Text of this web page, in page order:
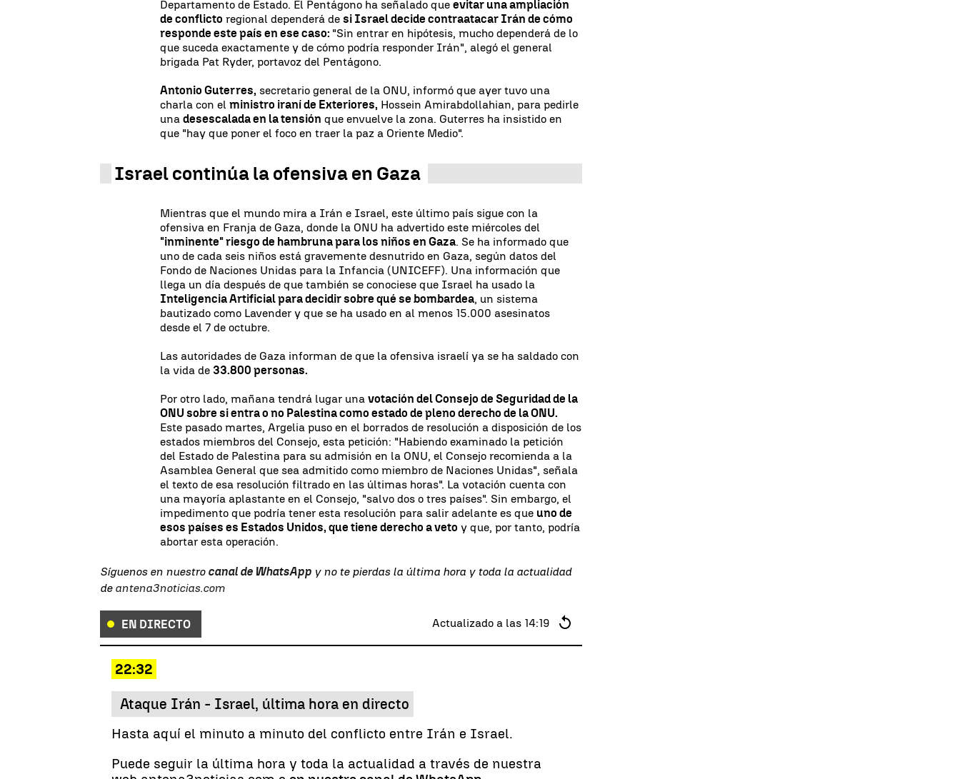
Departamento de Estado. El Pentágono ha señalado queevitar una ampliación
de conflicto regional dependerá desi Israel decide contraatacar Irán de cómo
responde este país en ese caso: "Sin entrar en hipótesis, mucho dependerá de lo
que suceda exactamente y de cómo podría responder Irán", alegó el general
brigada Pat Ryder, portavoz del Pentágono.
Antonio Guterres, secretario general de la ONU, informó que ayer tuvo una
charla con elministro iraní de Exteriores, Hossein Amirabdollahian, para pedirle
unadesescalada en la tensión que envuelve la zona. Guterres ha insistido en
que "hay que poner el foco en traer la paz a Oriente Medio".
Israel continúa la ofensiva en Gaza
Mientras que el mundo mira a Irán e Israel, este último país sigue con la
ofensiva en Franja de Gaza, donde la ONU ha advertido este miércoles del
"inminente" riesgo de hambruna para los niños en Gaza. Se ha informado que
uno de cada seis niños está gravemente desnutrido en Gaza, según datos del
Fondo de Naciones Unidas para la Infancia (UNICEFF). Una información que
llega un día después de que también se conociese que Israel ha usado la
Inteligencia Artificial para decidir sobre qué se bombardea, un sistema
bautizado como Lavender y que se ha usado en al menos 15.000 asesinatos
desde el 7 de octubre.
Las autoridades de Gaza informan de que la ofensiva israelí ya se ha saldado con
la vida de 33.800 personas.
Por otro lado, mañana tendrá lugar unavotación del Consejo de Seguridad de la
ONU sobre si entra o no Palestina como estado de pleno derecho de la ONU.
Este pasado martes, Argelia puso en el borrados de resolución a disposición de los
estados miembros del Consejo, esta petición: "Habiendo examinado la petición
del Estado de Palestina para su admisión en la ONU, el Consejo recomienda a la
Asamblea General que sea admitido como miembro de Naciones Unidas", señala
el texto de esa resolución filtrado en las últimas horas". La votación cuenta con
una mayoría aplastante en el Consejo, "salvo dos o tres países". Sin embargo, el
impedimento que podría tener esta resolución para salir adelante es que uno de
esos países es Estados Unidos, que tiene derecho a veto y que, por tanto, podría
abortar esta operación.
Síguenos en nuestro canal de WhatsApp y no te pierdas la última hora y toda la actualidad
de antena3noticias.com
EN DIRECTO Actualizado a las 14:19
22:32
Ataque Irán - Israel, última hora en directo
Hasta aquí el minuto a minuto del conflicto entre Irán e Israel.
Puede seguir la última hora y toda la actualidad a través de nuestra